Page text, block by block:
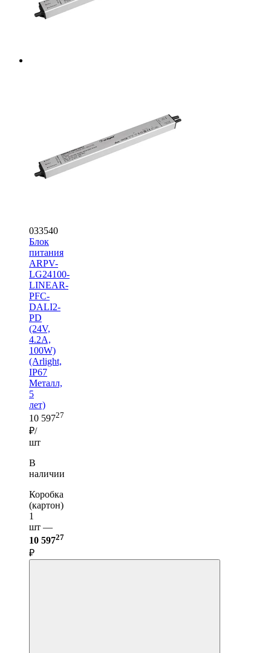
033540
Блок
питания
ARPV-
LG24100-
LINEAR-
PFC-
DALI2-
PD
(24V,
4.2A,
100W)
(Arlight,
IP67
Металл,
5
лет)
10 59727
₽/
шт
В
наличии
Коробка
(картон)
1
шт —
10 59727
₽